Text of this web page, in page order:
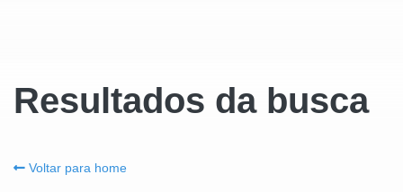
Resultados da busca
Voltar para home